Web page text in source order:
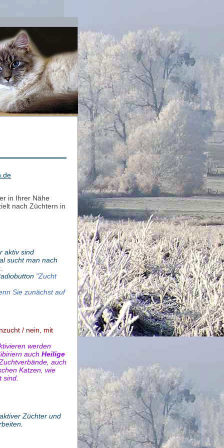
in Ihrer Nähe
nach Züchtern in
aktiv sind
sucht man nach
"Zucht
Sie zunächst auf
/ nein, mit
werden
auch Heilige
auch
Katzen, wie
sind.
Züchter und